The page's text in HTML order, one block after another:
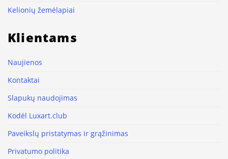
Kelionių žemėlapiai
Klientams
Naujienos
Kontaktai
Slapukų naudojimas
Kodėl Luxart.club
Paveikslų pristatymas ir grąžinimas
Privatumo politika